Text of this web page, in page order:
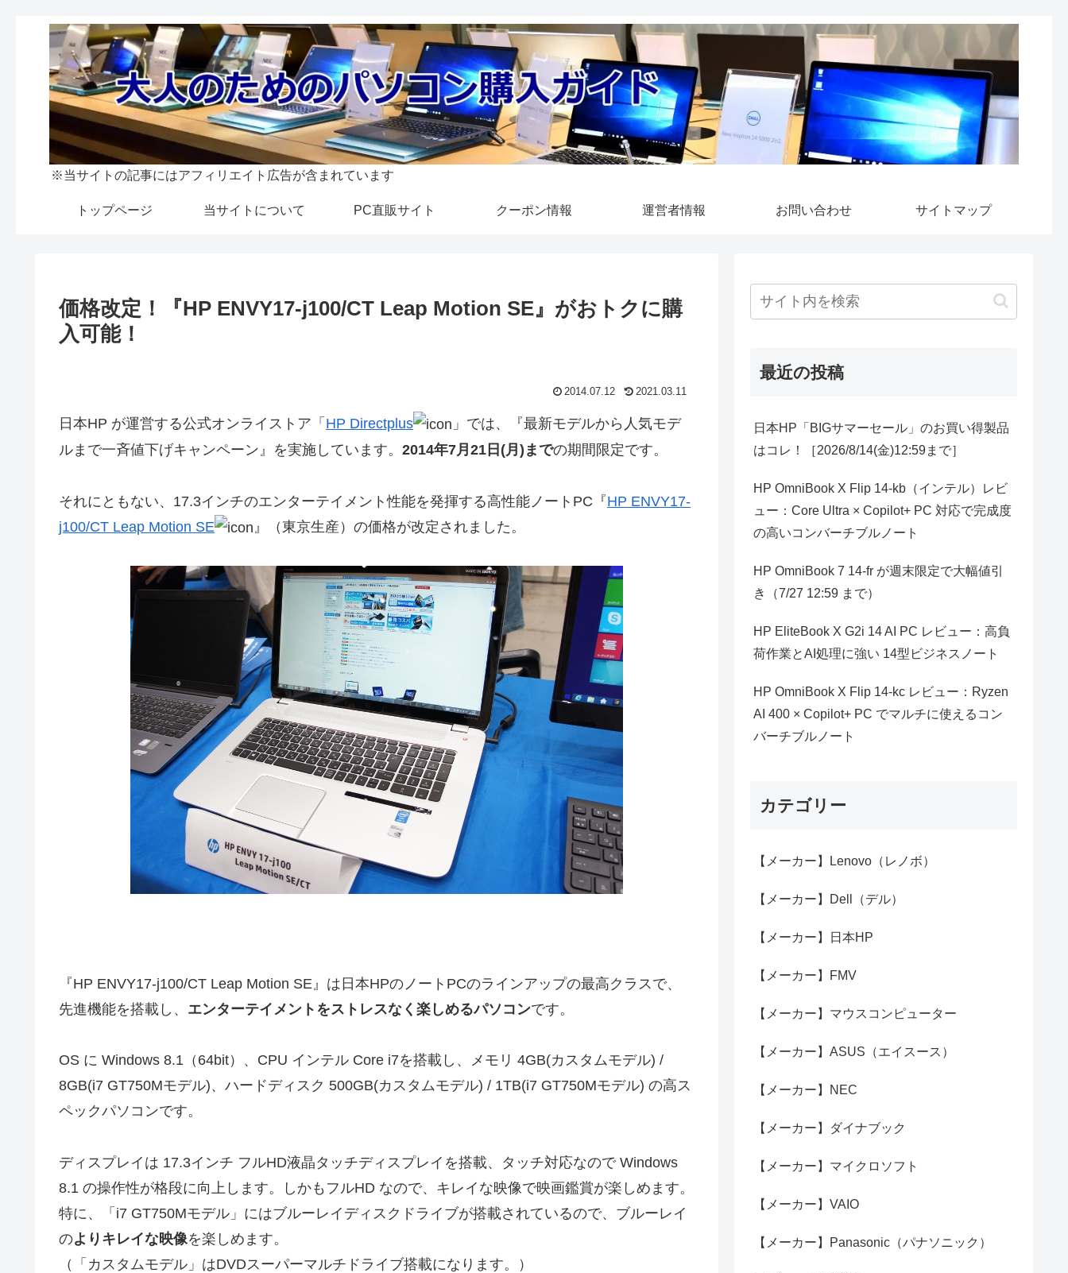
※当サイトの記事にはアフィリエイト広告が含まれています
トップページ 当サイトについて PC直販サイト クーポン情報 運営者情報 お問い合わせ サイトマップ
価格改定！『HP ENVY17-j100/CT Leap Motion SE』がおトクに購
入可能！
2014.07.12 2021.03.11
日本HP が運営する公式オンライストア「 HP Directplus
」では、『最新モデルから人気モデ
ルまで一斉値下げキャンペーン』を実施しています。 2014年7月21日(月)までの期間限定です。
それにともない、17.3インチのエンターテイメント性能を発揮する高性能ノートPC『HP ENVY17-
j100/CT Leap Motion SE
』（東京生産）の価格が改定されました。
『HP ENVY17-j100/CT Leap Motion SE』は日本HPのノートPCのラインアップの最高クラスで、
先進機能を搭載し、 エンターテイメントをストレスなく楽しめるパソコンです。
OS に Windows 8.1（64bit）、CPU インテル Core i7を搭載し、メモリ 4GB(カスタムモデル) /
8GB(i7 GT750Mモデル)、ハードディスク 500GB(カスタムモデル) / 1TB(i7 GT750Mモデル) の高ス
ペックパソコンです。
ディスプレイは 17.3インチ フルHD液晶タッチディスプレイを搭載、タッチ対応なので Windows
8.1 の操作性が格段に向上します。しかもフルHD なので、キレイな映像で映画鑑賞が楽しめます。
特に、「i7 GT750Mモデル」にはブルーレイディスクドライブが搭載されているので、ブルーレイ
のよりキレイな映像を楽しめます。
（「カスタムモデル」はDVDスーパーマルチドライブ搭載になります。）
最近の投稿
日本HP「BIGサマーセール」のお買い得製品
はコレ！［2026/8/14(金)12:59まで］
HP OmniBook X Flip 14-kb（インテル）レビ
ュー：Core Ultra × Copilot+ PC 対応で完成度
の高いコンバーチブルノート
HP OmniBook 7 14-fr が週末限定で大幅値引
き（7/27 12:59 まで）
HP EliteBook X G2i 14 AI PC レビュー：高負
荷作業とAI処理に強い 14型ビジネスノート
HP OmniBook X Flip 14-kc レビュー：Ryzen
AI 400 × Copilot+ PC でマルチに使えるコン
バーチブルノート
カテゴリー
【メーカー】Lenovo（レノボ）
【メーカー】Dell（デル）
【メーカー】日本HP
【メーカー】FMV
【メーカー】マウスコンピューター
【メーカー】ASUS（エイスース）
【メーカー】NEC
【メーカー】ダイナブック
【メーカー】マイクロソフト
【メーカー】VAIO
【メーカー】Panasonic（パナソニック）